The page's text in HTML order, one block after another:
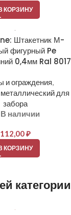
КОРЗИНУ
Штакетник М-
фигурный Pe
0,4мм Ral 8017
и ограждения,
для
забора
В наличии
112,00₽
КОРЗИНУ
категории